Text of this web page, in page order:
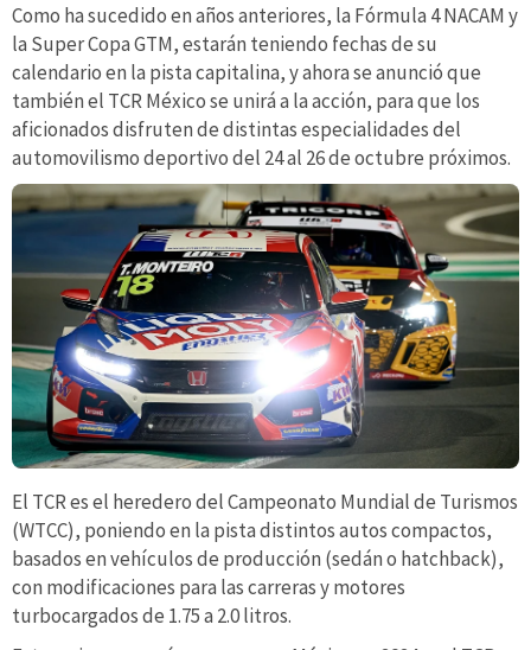
Como ha sucedido en años anteriores, la Fórmula 4 NACAM y
la Super Copa GTM, estarán teniendo fechas de su
calendario en la pista capitalina, y ahora se anunció que
también el TCR México se unirá a la acción, para que los
aficionados disfruten de distintas especialidades del
automovilismo deportivo del 24 al 26 de octubre próximos.
El TCR es el heredero del Campeonato Mundial de Turismos
(WTCC), poniendo en la pista distintos autos compactos,
basados en vehículos de producción (sedán o hatchback),
con modificaciones para las carreras y motores
turbocargados de 1.75 a 2.0 litros.